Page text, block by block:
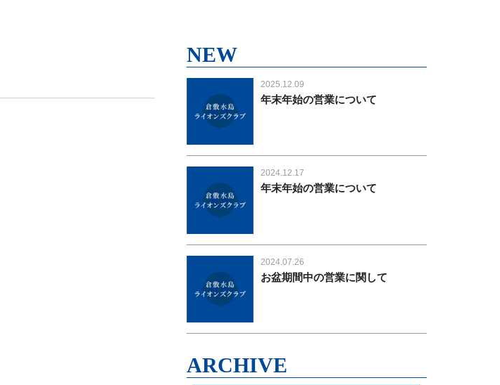
NEW
2025.12.09
年末年始の営業について
2024.12.17
年末年始の営業について
2024.07.26
お盆期間中の営業に関して
ARCHIVE